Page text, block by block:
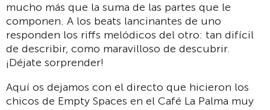
mucho más que la suma de las partes que le
componen. A los beats lancinantes de uno
responden los riffs melódicos del otro: tan difícil
de describir, como maravilloso de descubrir.
¡Déjate sorprender!
Aquí os dejamos con el directo que hicieron los
chicos de Empty Spaces en el Café La Palma muy